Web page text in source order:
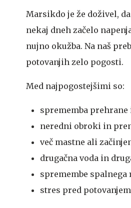
Marsikdo je že doživel,
nekaj dneh začelo
nujno okužba. Na naš
potovanjih zelo pogosti.
Med najpogostejšimi so:
sprememba prehrane
neredni obroki in
več mastne ali
drugačna voda in
spremembe spalnega
stres pred